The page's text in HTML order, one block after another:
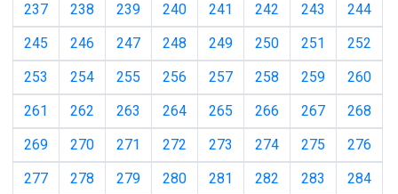
237
238 239 240 241 242 243
244
245
246 247 248 249 250 251
252
253
254 255 256 257 258 259
260
261
262 263 264 265 266 267
268
269
270 271 272 273 274 275
276
277
278 279 280 281 282 283
284